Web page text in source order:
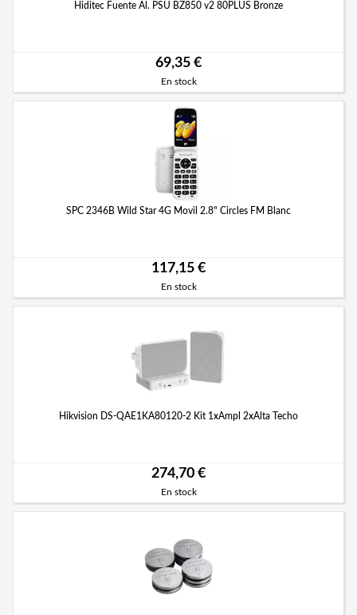
Hiditec Fuente Al. PSU BZ850 v2 80PLUS Bronze
69,35 €
En stock
SPC 2346B Wild Star 4G Movil 2.8" Circles FM Blanc
117,15 €
En stock
Hikvision DS-QAE1KA80120-2 Kit 1xAmpl 2xAlta Techo
274,70 €
En stock